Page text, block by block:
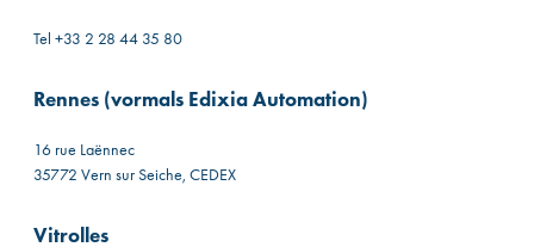
Tel +33 2 28 44 35 80
Rennes (vormals Edixia Automation)
16 rue Laënnec
35772 Vern sur Seiche, CEDEX
Vitrolles